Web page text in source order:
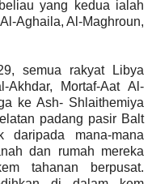
yang kedua ialah
Aghaila, Al-Maghroun,
semua rakyat Libya
Mortaf-Aat Al-
ke Ash- Shlaithemiya
padang pasir Balt
daripada mana-mana
dan rumah mereka
tahanan berpusat.